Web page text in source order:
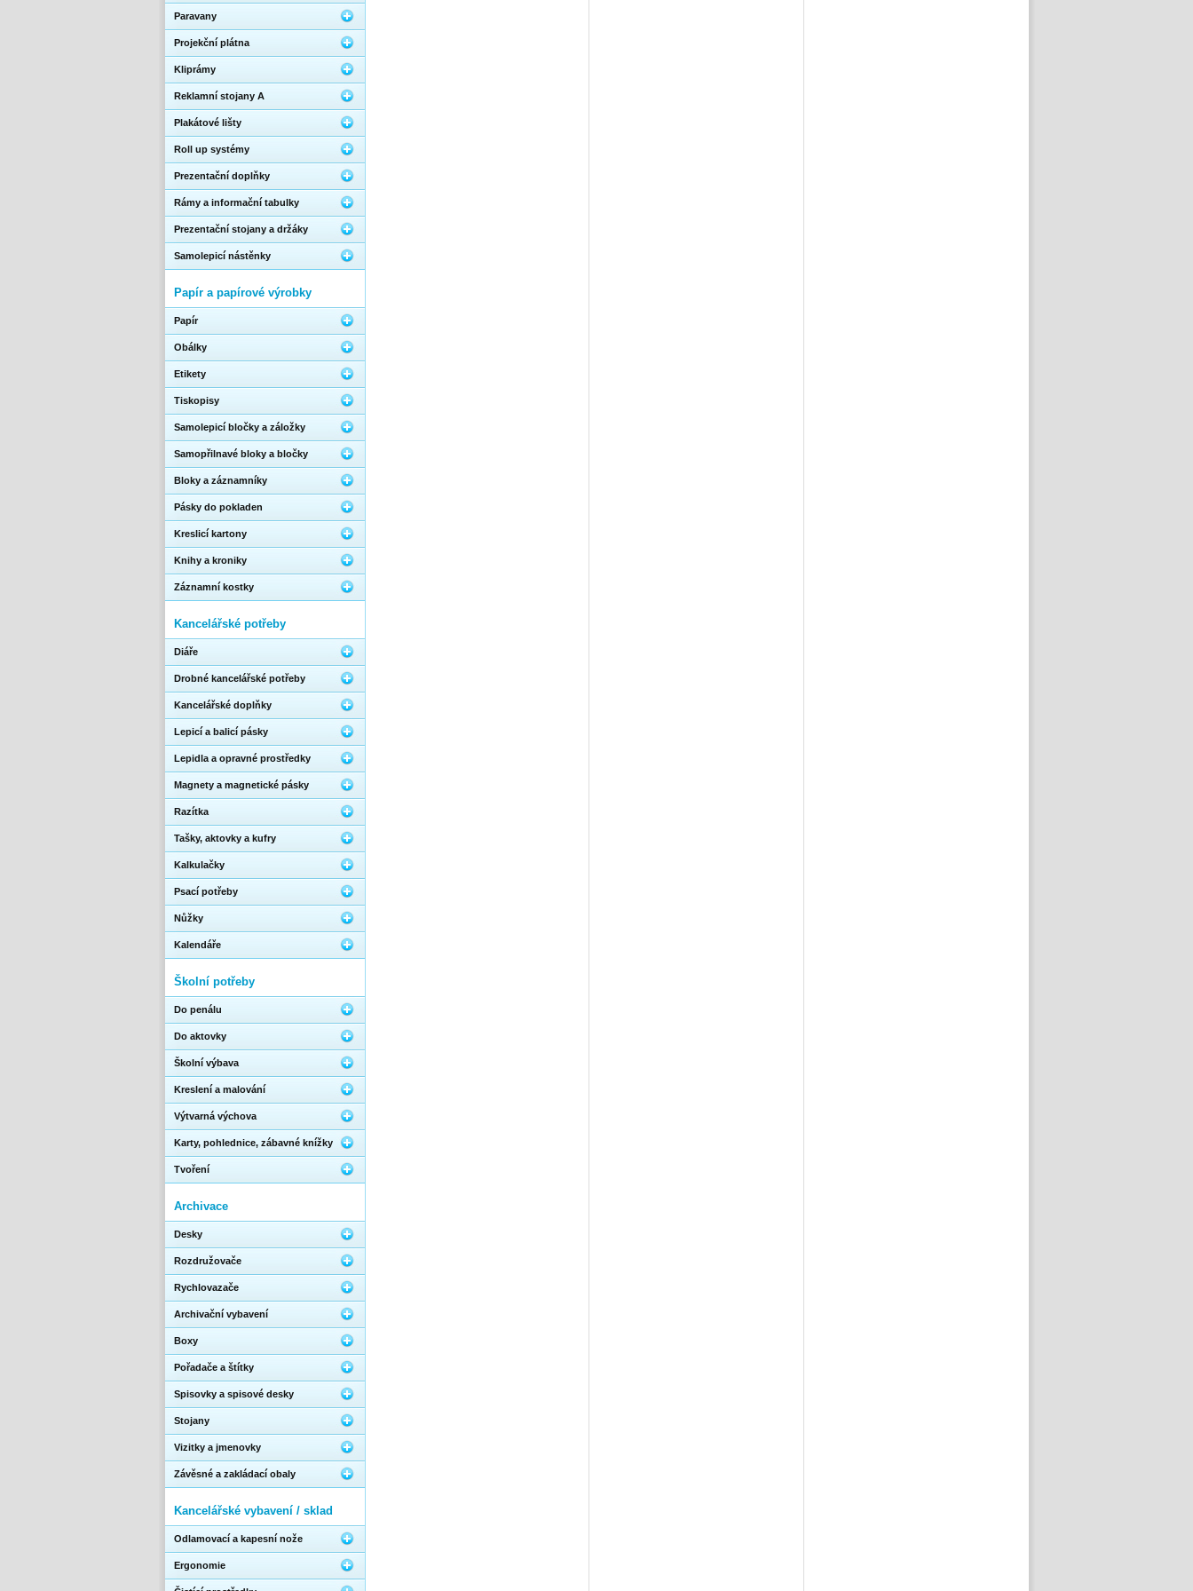
Paravany
Projekční plátna
Kliprámy
Reklamní stojany A
Plakátové lišty
Roll up systémy
Prezentační doplňky
Rámy a informační tabulky
Prezentační stojany a držáky
Samolepicí nástěnky
Papír a papírové výrobky
Papír
Obálky
Etikety
Tiskopisy
Samolepicí bločky a záložky
Samopřilnavé bloky a bločky
Bloky a záznamníky
Pásky do pokladen
Kreslicí kartony
Knihy a kroniky
Záznamní kostky
Kancelářské potřeby
Diáře
Drobné kancelářské potřeby
Kancelářské doplňky
Lepicí a balicí pásky
Lepidla a opravné prostředky
Magnety a magnetické pásky
Razítka
Tašky, aktovky a kufry
Kalkulačky
Psací potřeby
Nůžky
Kalendáře
Školní potřeby
Do penálu
Do aktovky
Školní výbava
Kreslení a malování
Výtvarná výchova
Karty, pohlednice, zábavné knížky
Tvoření
Archivace
Desky
Rozdružovače
Rychlovazače
Archivační vybavení
Boxy
Pořadače a štítky
Spisovky a spisové desky
Stojany
Vizitky a jmenovky
Závěsné a zakládací obaly
Kancelářské vybavení / sklad
Odlamovací a kapesní nože
Ergonomie